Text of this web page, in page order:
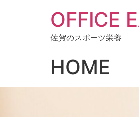
OFFICE
佐賀のスポーツ栄養
HOME